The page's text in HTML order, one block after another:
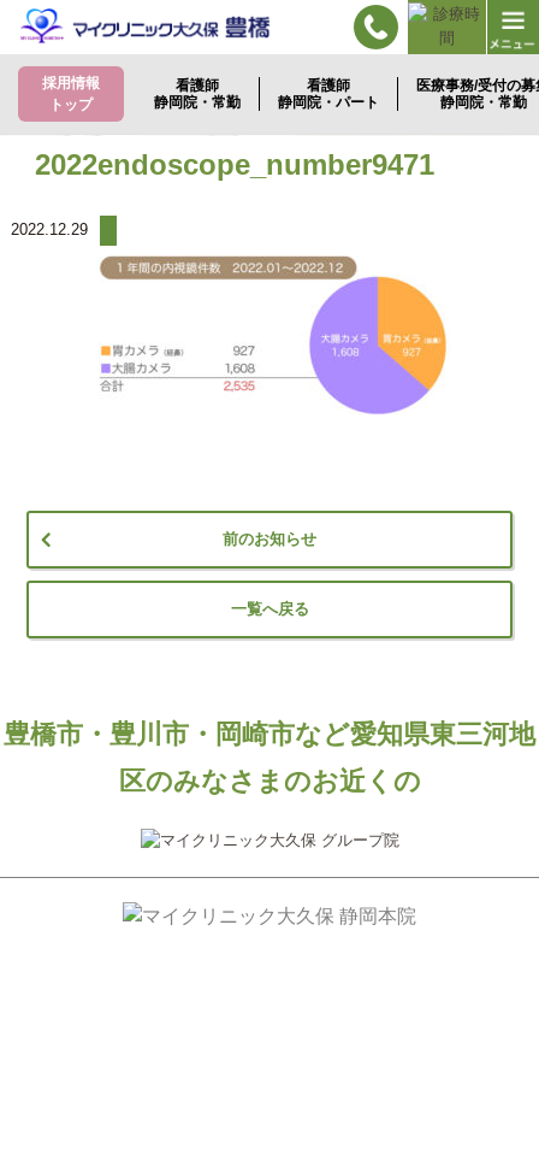
採用情報
トップ
看護師
静岡院・常勤
看護師
静岡院・パート
医療事務/受付の募
静岡院・常勤
2022endoscope_number9471
2022.12.29
前のお知らせ
一覧へ戻る
豊橋市・豊川市・岡崎市など愛知県東三河地
区のみなさまのお近くの